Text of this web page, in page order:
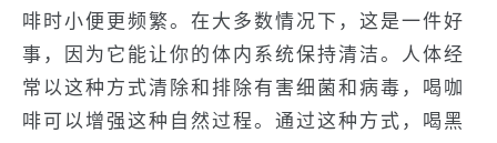
啡时小便更频繁。在大多数情况下，这是一件好
事，因为它能让你的体内系统保持清洁。人体经
常以这种方式清除和排除有害细菌和病毒，喝咖
啡可以增强这种自然过程。通过这种方式，喝黑